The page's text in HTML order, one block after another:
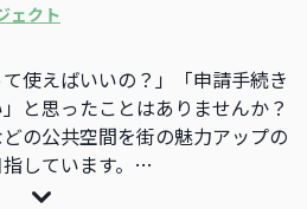
ェクト
使えばいいの？」「申請手続き
と思ったことはありませんか？
の公共空間を街の魅力アップの
しています。
を聞き、まちでチャレンジした